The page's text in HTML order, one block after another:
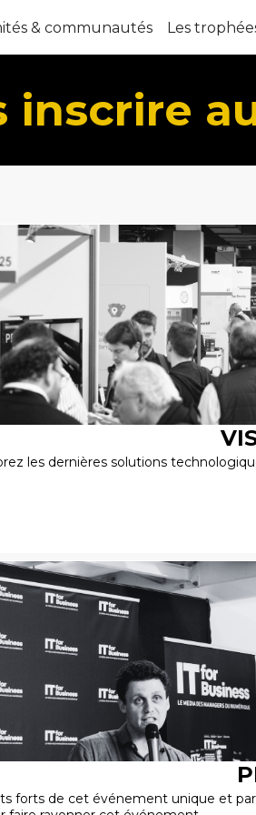
& communautés Les
inscrire
les dernières solutions
forts de cet événement unique et